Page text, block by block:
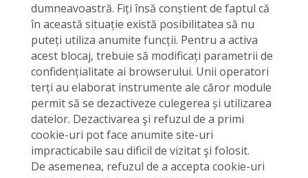
dumneavoastră. Fiți însă conștient de faptul că
în această situație există posibilitatea să nu
puteți utiliza anumite funcții. Pentru a activa
acest blocaj, trebuie să modificați parametrii de
confidențialitate ai browserului. Unii operatori
terți au elaborat instrumente ale căror module
permit să se dezactiveze culegerea și utilizarea
datelor. Dezactivarea şi refuzul de a primi
cookie-uri pot face anumite site-uri
impracticabile sau dificil de vizitat şi folosit.
De asemenea, refuzul de a accepta cookie-uri